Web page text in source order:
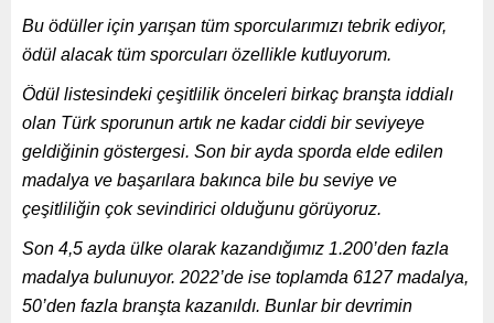
Bu ödüller için yarışan tüm sporcularımızı tebrik ediyor,
ödül alacak tüm sporcuları özellikle kutluyorum.
Ödül listesindeki çeşitlilik önceleri birkaç branşta iddialı
olan Türk sporunun artık ne kadar ciddi bir seviyeye
geldiğinin göstergesi. Son bir ayda sporda elde edilen
madalya ve başarılara bakınca bile bu seviye ve
çeşitliliğin çok sevindirici olduğunu görüyoruz.
Son 4,5 ayda ülke olarak kazandığımız 1.200’den fazla
madalya bulunuyor. 2022’de ise toplamda 6127 madalya,
50’den fazla branşta kazanıldı. Bunlar bir devrimin